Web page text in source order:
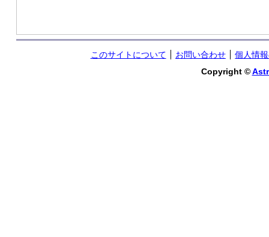
このサイトについて お問い合わせ
個人情
Copyright ©